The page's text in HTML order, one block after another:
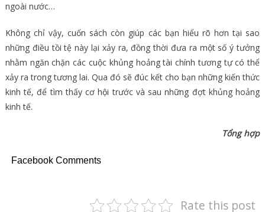
ngoài nước…
Không chỉ vậy, cuốn sách còn giúp các bạn hiểu rõ hơn tại sao
những điều tồi tệ này lại xảy ra, đồng thời đưa ra một số ý tưởng
nhằm ngăn chặn các cuộc khủng hoảng tài chính tương tự có thể
xảy ra trong tương lai. Qua đó sẽ đúc kết cho bạn những kiến thức
kinh tế, để tìm thấy cơ hội trước và sau những đợt khủng hoảng
kinh tế.
Tổng hợp
Facebook Comments
Rate this post